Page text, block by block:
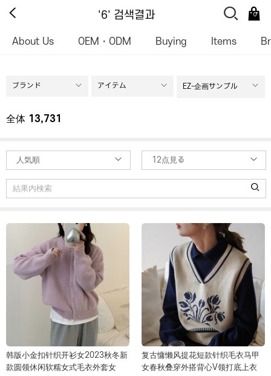
'6' 검색결과 0
About Us OEM・ODM Buying Items
ブランド アイテム EZ-企画サンプル
全体 13,731
人気順 12点見る
韩版小金扣针织开衫女2023秋冬新
款圆领休闲软糯女式毛衣外套女
复古慵懒风提花短款针织毛衣马甲
女春秋叠穿外搭背心V领打底上衣